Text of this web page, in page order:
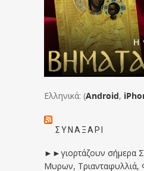
Ελληνικά: (Android,
ΣΥΝΑΞΆΡΙ
►►γιορτάζουν σήμερα
Μυρων, Τριανταφυλλιά,